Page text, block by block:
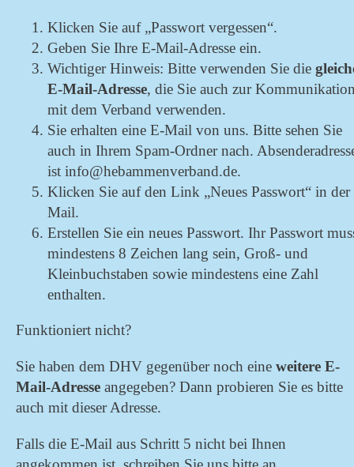
Klicken Sie auf „Passwort vergessen“.
Geben Sie Ihre E-Mail-Adresse ein.
Wichtiger Hinweis: Bitte verwenden Sie die
E-Mail-Adresse, die Sie auch zur
mit dem Verband verwenden.
Sie erhalten eine E-Mail von uns. Bitte sehen Sie
auch in Ihrem Spam-Ordner nach.
ist info@hebammenverband.de.
Klicken Sie auf den Link „Neues Passwort“ in der
Mail.
Erstellen Sie ein neues Passwort. Ihr Passwort
mindestens 8 Zeichen lang sein, Groß- und
Kleinbuchstaben sowie mindestens eine Zahl
enthalten.
Funktioniert nicht?
Sie haben dem DHV gegenüber noch eine weitere E-
Mail-Adresseangegeben? Dann probieren Sie es bitte
auch mit dieser Adresse.
Falls die E-Mail aus Schritt 5 nicht bei Ihnen